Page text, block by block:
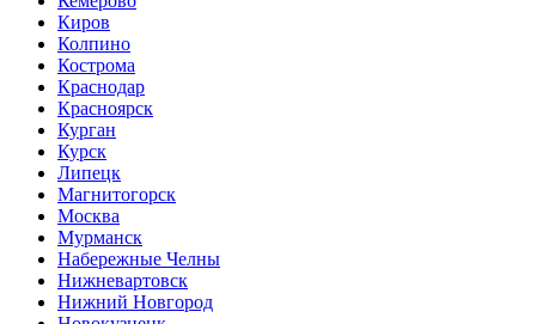
Киров
Колпино
Кострома
Краснодар
Красноярск
Курган
Курск
Липецк
Магнитогорск
Москва
Мурманск
Набережные Челны
Нижневартовск
Нижний Новгород